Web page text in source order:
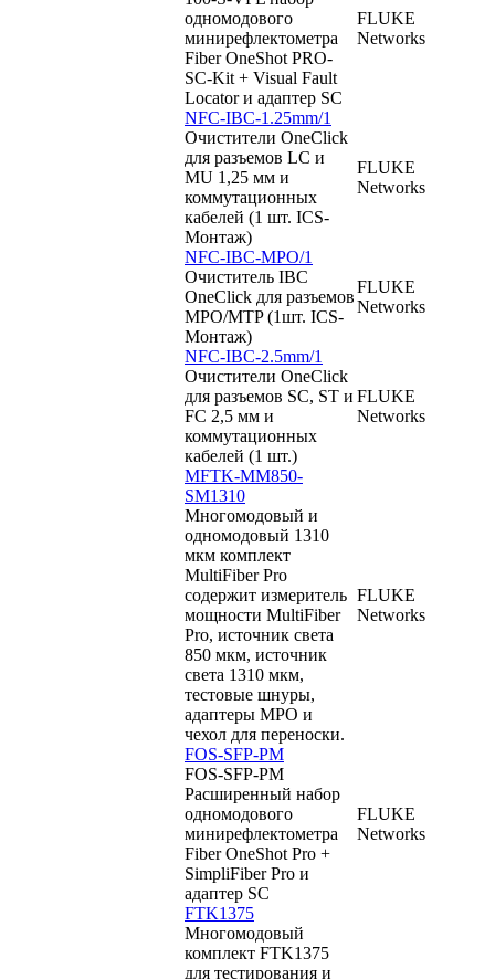
одномодового
минирефлектометра
Fiber OneShot PRO-
SC-Kit + Visual Fault
Locator и адаптер SC
FLUKE
Networks
NFC-IBC-1.25mm/1
Очистители OneClick
для разъемов LC и
MU 1,25 мм и
коммутационных
кабелей (1 шт. ICS-
Монтаж)
FLUKE
Networks
NFC-IBC-MPO/1
Очиститель IBC
OneClick для разъемов
MPO/MTP (1шт. ICS-
Монтаж)
FLUKE
Networks
NFC-IBC-2.5mm/1
Очистители OneClick
для разъемов SC, ST и
FC 2,5 мм и
коммутационных
кабелей (1 шт.)
FLUKE
Networks
MFTK-MM850-
SM1310
Многомодовый и
одномодовый 1310
мкм комплект
MultiFiber Pro
содержит измеритель
мощности MultiFiber
Pro, источник света
850 мкм, источник
света 1310 мкм,
тестовые шнуры,
адаптеры MPO и
чехол для переноски.
FLUKE
Networks
FOS-SFP-PM
FOS-SFP-PM
Расширенный набор
одномодового
минирефлектометра
Fiber OneShot Pro +
SimpliFiber Pro и
адаптер SC
FLUKE
Networks
FTK1375
Многомодовый
комплект FTK1375
для тестирования и